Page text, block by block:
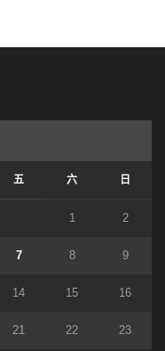
五 六 日
1 2
7 8 9
14 15 16
21 22 23